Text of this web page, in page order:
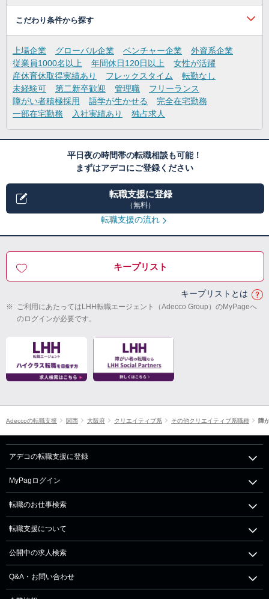
こだわり条件から探す
上場企業 グローバル企業 ベンチャー企業
外資系企業
従業員1000名以上
年間休日120日以上
女性が活躍
産休育休取得実績あり
フレックスタイム
転勤なし
未経験可
第二新卒歓迎 管理職
フリーランス
障がい者積極採用
語学が生かせる
完全在宅勤務
一部在宅勤務
入社実績あり 独占求人
平日夜の時間帯の転職相談も可能！
まずはアデコにご登録ください
転職支援に登録
（無料）
転職支援の流れ
キープリスト
キープリストとは
※ ご利用にあたってはLHH転職エージェント（Adecco Group）のMyPageへ
のログインが必要です。
Adeccoの転職支援 関西 大阪府 クリエイティブ系 その他クリエイティブ系職種 障
アデコの転職支援に登録
MyPagログイン
転職のお仕事検索
転職支援について
公開中の求人検索
Q&A・お問い合わせ